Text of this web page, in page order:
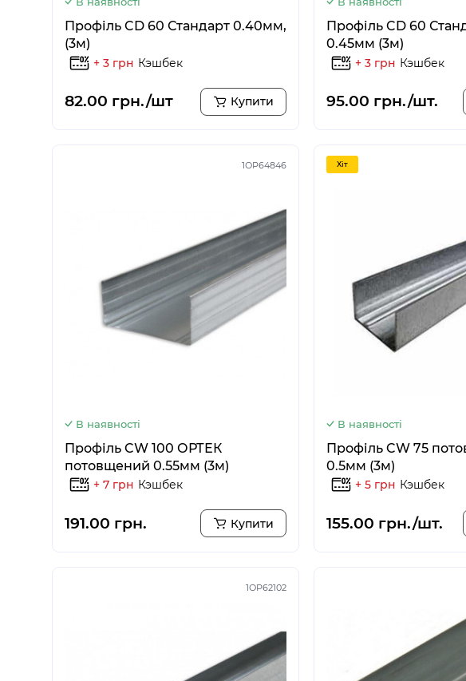
Профіль CD 60 Стандарт 0.40мм,
(3м)
+ 3 грн Кэшбек
82.00 грн./шт Купити
Профіль CD 60
0.45мм (3м)
+ 3 грн Кэшбек
95.00 грн./шт.
1ОР64846
В наявності
Профіль CW 100 ОРТЕК
потовщений 0.55мм (3м)
+ 7 грн Кэшбек
191.00 грн. Купити
Хiт
В наявності
Профіль CW 75
0.5мм (3м)
+ 5 грн Кэшбек
155.00 грн./шт.
1ОР62102